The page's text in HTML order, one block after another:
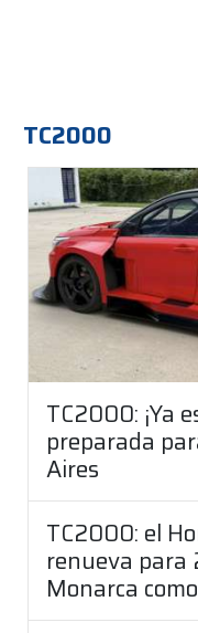
TC2000
TC2000: ¡Ya
preparada
Aires
TC2000: el
renueva
Monarca